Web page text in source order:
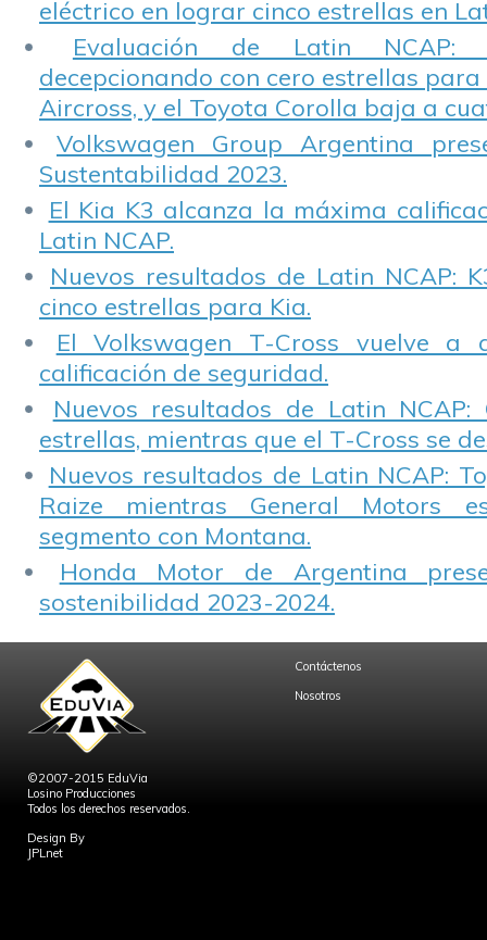
eléctrico en lograr cinco estrellas en
Evaluación de Latin NCAP:
decepcionando con cero estrellas para
Aircross, y el Toyota Corolla baja a
Volkswagen Group Argentina
Sustentabilidad 2023.
El Kia K3 alcanza la máxima
Latin NCAP.
Nuevos resultados de Latin NCAP:
cinco estrellas para Kia.
El Volkswagen T-Cross vuelve a
calificación de seguridad.
Nuevos resultados de Latin NCAP:
estrellas, mientras que el T-Cross se
Nuevos resultados de Latin NCAP:
Raize mientras General Motors
segmento con Montana.
Honda Motor de Argentina
sostenibilidad 2023-2024.
©2007-2015 EduVia
Losino Producciones
Todos los derechos reservados.
Design By
JPLnet
Contáctenos
Nosotros